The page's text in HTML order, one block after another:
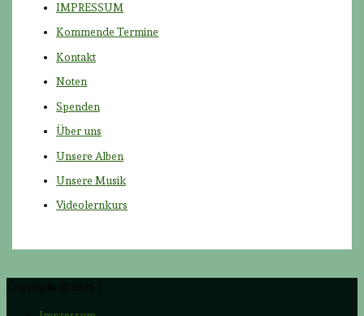
IMPRESSUM
Kommende Termine
Kontakt
Noten
Spenden
Über uns
Unsere Alben
Unsere Musik
Videolernkurs